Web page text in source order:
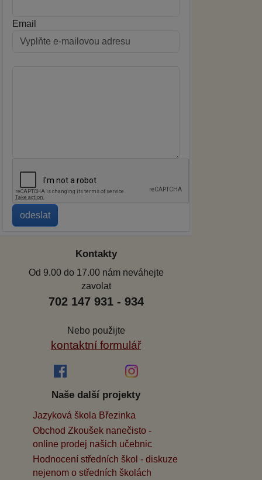
Email
Kontakty
Od 9.00 do 17.00 nám neváhejte
zavolat
702 147 931 - 934
Nebo použijte
kontaktní formulář
Naše další projekty
Jazyková škola Březinka
Obchod Zkoušek nanečisto -
online prodej našich učebnic
Hodnocení středních škol - diskuze
nejenom o středních školách